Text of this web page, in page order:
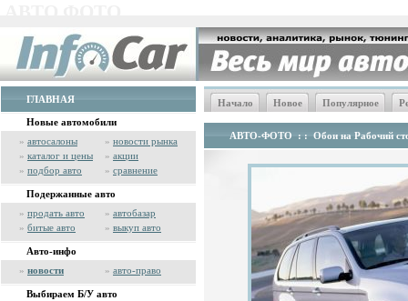
ГЛАВНАЯ
Новые автомобили
» автосалоны » новости рынка
» каталог и цены » акции
» подбор авто » сравнение
Подержанные авто
» продать авто » автобазар
» битые авто » выкуп авто
Авто-инфо
» новости » авто-право
Выбираем Б/У авто
Начало Новое Популярное
АВТО-ФОТО : : Обои на Рабочий